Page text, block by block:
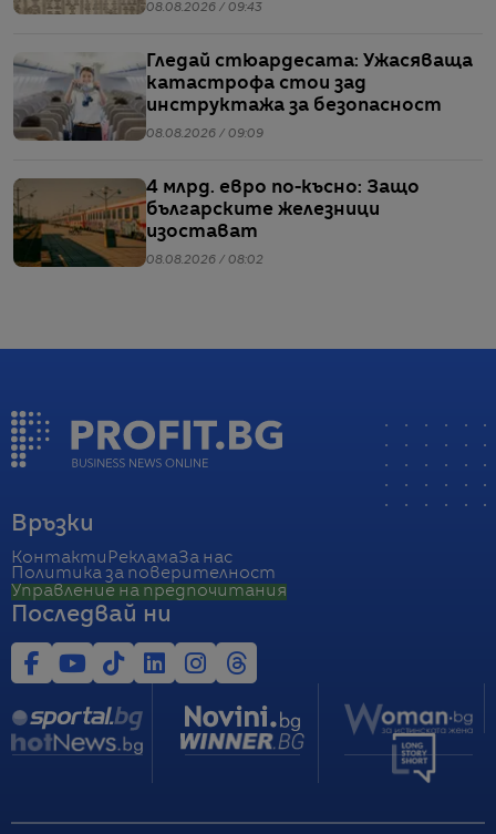
08.08.2026 / 09:43
Гледай стюардесата: Ужасяваща
катастрофа стои зад
инструктажа за безопасност
08.08.2026 / 09:09
4 млрд. евро по-късно: Защо
българските железници
изостават
08.08.2026 / 08:02
Връзки
Контакти РекламаЗа нас
Политика за поверителност
Управление на предпочитания
Последвай ни